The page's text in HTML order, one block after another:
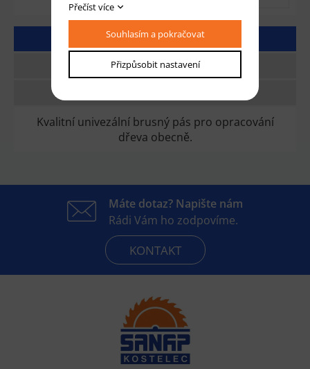
DETAILNÍ POPIS
TECHNICKÉ PARAMETRY
Kvalitní univezální brusný pás pro opracování
dřeva obecně.
Máte dotaz? Napište nám
Rádi Vám ho zodpovíme.
KONTAKT
Přečíst více
Souhlasím a pokračovat
Přizpůsobit nastavení